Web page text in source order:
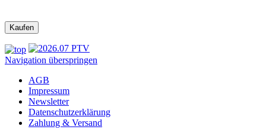
Navigation überspringen
AGB
Impressum
Newsletter
Datenschutzerklärung
Zahlung & Versand